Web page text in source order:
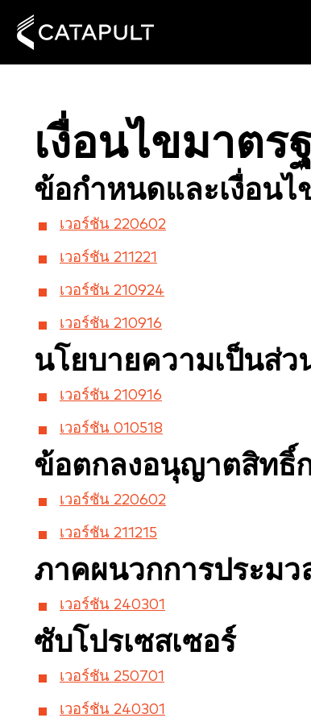
เงื่อนไขมาตร
ข้อกำหนดและเงื่อนไ
เวอร์ชัน 220602
เวอร์ชัน 211221
เวอร์ชัน 210924
เวอร์ชัน 210916
นโยบายความเป็นส่ว
เวอร์ชัน 210916
เวอร์ชัน 010518
ข้อตกลงอนุญาตสิทธิ์ก
เวอร์ชัน 220602
เวอร์ชัน 211215
ภาคผนวกการประม
เวอร์ชัน 240301
ซับโปรเซสเซอร์
เวอร์ชัน 250701
เวอร์ชัน 240301